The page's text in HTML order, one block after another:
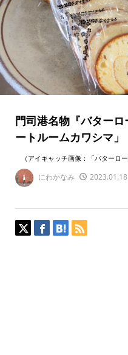
門司港名物『バター
ートルームカワシマ」
（アイキャッチ画像：「バターロ
にわかなみ 2023.01.18